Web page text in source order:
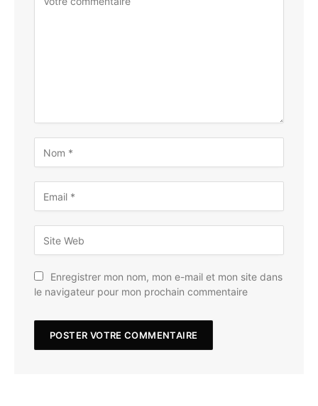
Enregistrer mon nom, mon e-mail et mon site dans
le navigateur pour mon prochain commentaire